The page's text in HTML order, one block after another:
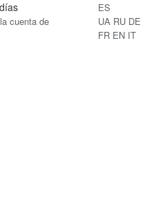
cuenta de
ES
UA RU DE
FR EN IT